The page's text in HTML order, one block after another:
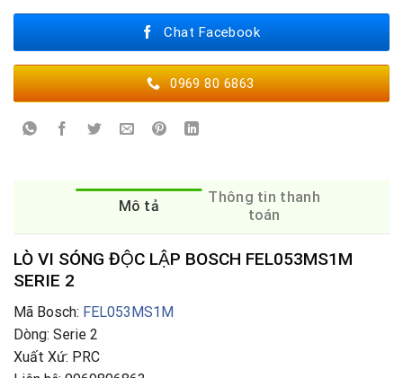
Chat Facebook
0969 80 6863
Mô tả
Thông tin thanh
toán
LÒ VI SÓNG ĐỘC LẬP BOSCH FEL053MS1M
SERIE 2
Mã Bosch: FEL053MS1M
Dòng: Serie 2
Xuất Xứ: PRC